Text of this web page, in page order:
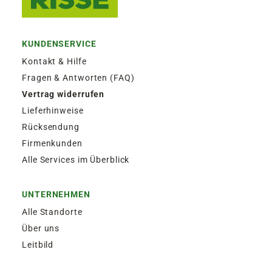
KUNDENSERVICE
Kontakt & Hilfe
Fragen & Antworten (FAQ)
Vertrag widerrufen
Lieferhinweise
Rücksendung
Firmenkunden
Alle Services im Überblick
UNTERNEHMEN
Alle Standorte
Über uns
Leitbild